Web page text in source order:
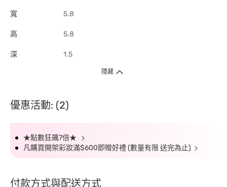
寬 5.8
高 5.8
深 1.5
隱藏
優惠活動: (2)
★點數狂飆7倍★
凡購買開架彩妝滿$600即贈好禮 (數量有限 送完為止)
付款方式與配送方式